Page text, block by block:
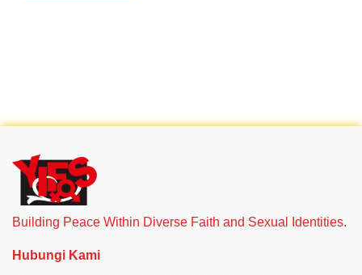
Building Peace Within Diverse Faith and Sexual Identities.
Hubungi Kami